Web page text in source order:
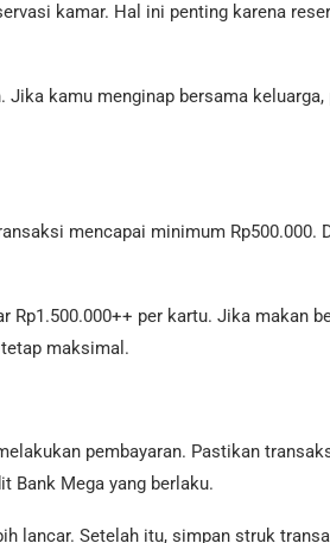
kamar. Hal ini penting karena
kamu menginap bersama
mencapai minimum Rp500.000.
per kartu. Jika makan
maksimal.
pembayaran. Pastikan
Bank Mega yang berlaku.
lancar. Setelah itu, simpan struk